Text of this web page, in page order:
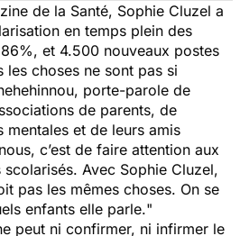
de la Santé, Sophie Cluzel a
en temps plein des
et 4.500 nouveaux postes
les choses ne sont pas si
porte-parole de
de parents, de
mentales et de leurs amis
c’est de faire attention aux
Avec Sophie Cluzel,
pas les mêmes choses. On se
enfants elle parle."
peut ni confirmer, ni infirmer le